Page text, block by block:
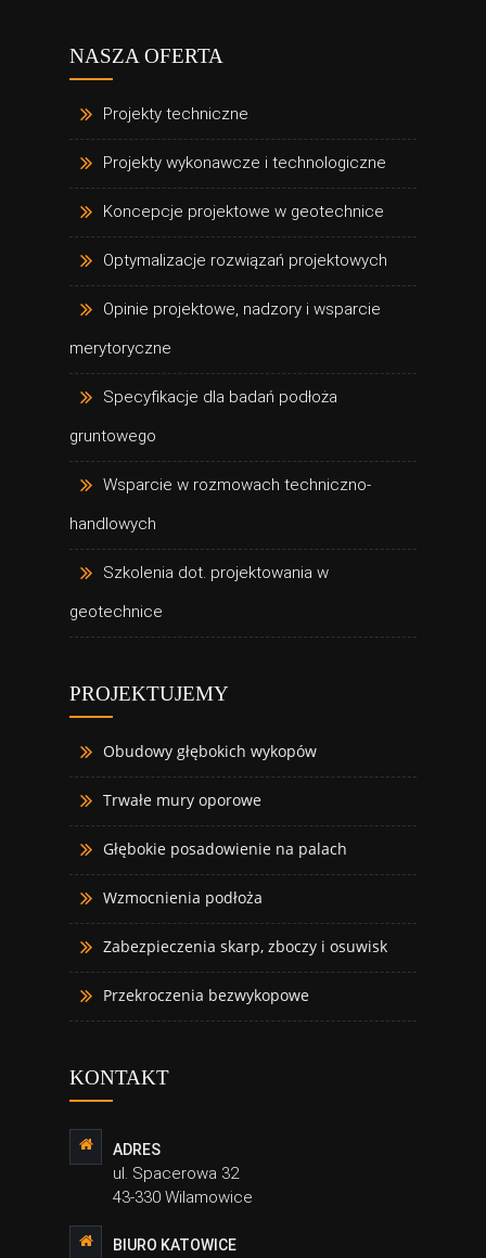
NASZA OFERTA
Projekty techniczne
Projekty wykonawcze i technologiczne
Koncepcje projektowe w geotechnice
Optymalizacje rozwiązań projektowych
Opinie projektowe, nadzory i wsparcie
merytoryczne
Specyfikacje dla badań podłoża
gruntowego
Wsparcie w rozmowach techniczno-
handlowych
Szkolenia dot. projektowania w
geotechnice
PROJEKTUJEMY
Obudowy głębokich wykopów
Trwałe mury oporowe
Głębokie posadowienie na palach
Wzmocnienia podłoża
Zabezpieczenia skarp, zboczy i osuwisk
Przekroczenia bezwykopowe
KONTAKT
ADRES
ul. Spacerowa 32
43-330 Wilamowice
BIURO KATOWICE